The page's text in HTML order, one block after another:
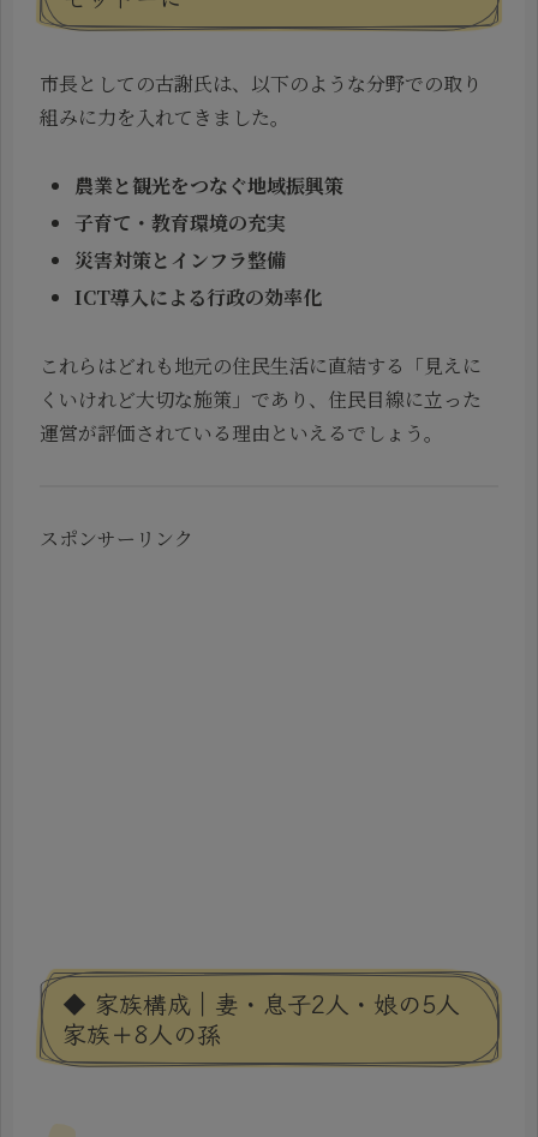
市長としての古謝氏は、以下のような分野での取り
組みに力を入れてきました。
農業と観光をつなぐ地域振興策
子育て・教育環境の充実
災害対策とインフラ整備
ICT導入による行政の効率化
これらはどれも地元の住民生活に直結する「見えに
くいけれど大切な施策」であり、住民目線に立った
運営が評価されている理由といえるでしょう。
スポンサーリンク
◆ 家族構成｜妻・息子2人・娘の5人
家族＋8人の孫